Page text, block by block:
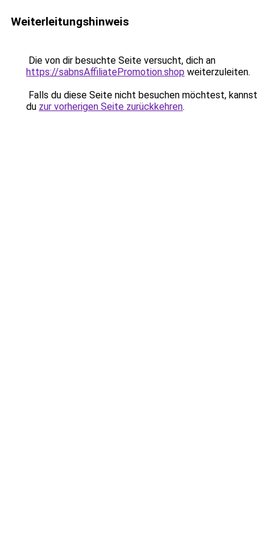
Weiterleitungshinweis
Die von dir besuchte Seite versucht, dich an
https://sabnsAffiliatePromotion.shop weiterzuleiten.
Falls du diese Seite nicht besuchen möchtest, kannst
du zur vorherigen Seite zurückkehren.